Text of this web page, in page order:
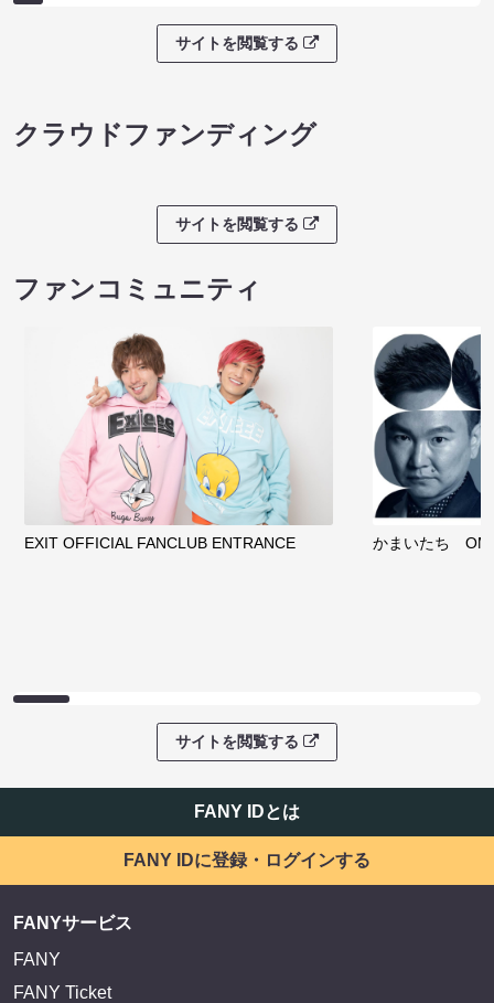
サイトを閲覧する
クラウドファンディング
サイトを閲覧する
ファンコミュニティ
EXIT OFFICIAL FANCLUB ENTRANCE かまいたち
サイトを閲覧する
FANY IDとは
FANY IDに登録・ログインする
FANYサービス
FANY
FANY Ticket